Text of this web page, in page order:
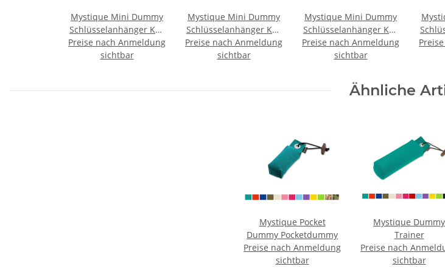
Mystique Mini Dummy
Schlüsselanhänger Key
Case hot pink
Preise nach Anmeldung
sichtbar
Mystique Mini Dummy
Schlüsselanhänger Key
Case blau
Preise nach Anmeldung
sichtbar
Mystique Mini Dummy
Schlüsselanhänger Key
Case orange
Preise nach Anmeldung
sichtbar
Ähnliche
Mystique Pocket
Dummy Pocketdummy
Preise nach Anmeldung
sichtbar
Mystique Dummy
Trainer
Preise nach
sichtbar